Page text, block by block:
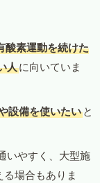
酸素運動を続けた
人に向いていま
設備を使いたい と
いやすく、大型施
場合もありま